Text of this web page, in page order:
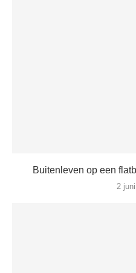
Buitenleven op een
2